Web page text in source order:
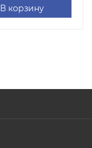
В корзину